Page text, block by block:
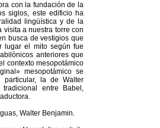
con la fundación de la
siglos, este edificio ha
lingüística y de la
a nuestra torre con
busca de vestigios que
lugar el mito según fue
anteriores que
contexto mesopotámico
mesopotámico se
particular, la de Walter
entre Babel,
Walter Benjamin.